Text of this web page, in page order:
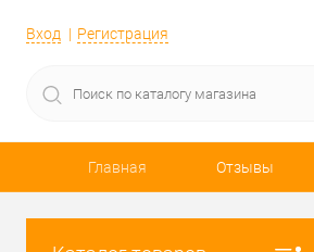
Вход Регистрация
Главная Отзывы